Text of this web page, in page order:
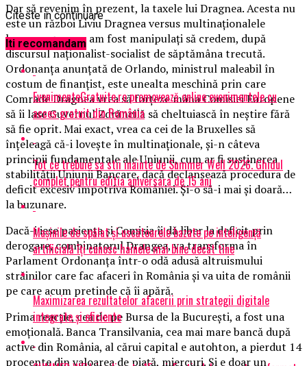
Dar să revenim în prezent, la taxele lui Dragnea. Acesta nu
este un război Liviu Dragnea versus multinaţionalele
lacome, aşa cum am fost manipulaţi să credem, după
discursul naţionalist-socialist de săptămâna trecută.
Ordonanţa anunţată de Orlando, ministrul maleabil în
costum de finanţist, este unealta meschină prin care
Comrade Dragnea vrea să forţeze mâna Comisiei Europene
să îi lase Guvernul Zdrăncilă să cheltuiască în neştire fără
să fie oprit. Mai exact, vrea ca cei de la Bruxelles să
înţeleagă că-i loveşte în multinaţionale, şi-n câteva
principii fundamentale ale Uniunii, cum ar fi susţinerea
stabilităţii Uniunii Bancare, dacă declanşează procedura de
deficit excesiv împotriva României. Și-o să-i mai şi doară…
la buzunare.
Dacă-i iese pasienţa şi Comisia îi dă liber la deficit prin
derogare, combinatorul Drangea, va transforma în
Parlament Ordonanţa într-o odă adusă altruismului
străinilor care fac afaceri în România şi va uita de românii
pe care acum pretinde că îi apără.
Prima reacţie, cea de pe Bursa de la Bucureşti, a fost una
emoţională. Banca Transilvania, cea mai mare bancă după
active din România, al cărui capital e autohton, a pierdut 14
procente din valoarea de piaţă, miercuri. Şi e doar un
Citeste in continuare
Iti recomandam
EvenimenteGratuite.ro promovează online evenimentele cu
acces gratuit din România
Tot ce trebuie sa stii inainte de Summer Well 2026. Ghidul
complet pentru editia aniversara de 15 ani
Mașinile de spălat și uscătoarele bazate pe inteligență
artificială îți cunosc hainele mai bine decât tine
Maximizarea rezultatelor afacerii prin strategii digitale
integrate și eficiente